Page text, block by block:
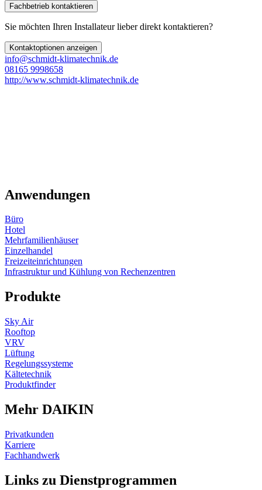
Fachbetrieb kontaktieren
Sie möchten Ihren Installateur lieber direkt kontaktieren?
Kontaktoptionen anzeigen
info@schmidt-klimatechnik.de
08165 9998658
http://www.schmidt-klimatechnik.de
Anwendungen
Büro
Hotel
Mehrfamilienhäuser
Einzelhandel
Freizeiteinrichtungen
Infrastruktur und Kühlung von Rechenzentren
Produkte
Sky Air
Rooftop
VRV
Lüftung
Regelungssysteme
Kältetechnik
Produktfinder
Mehr DAIKIN
Privatkunden
Karriere
Fachhandwerk
Links zu Dienstprogrammen